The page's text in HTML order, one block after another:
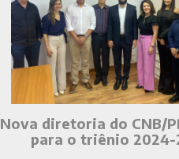
Nova diretoria do CNB/
para o triênio 2024-